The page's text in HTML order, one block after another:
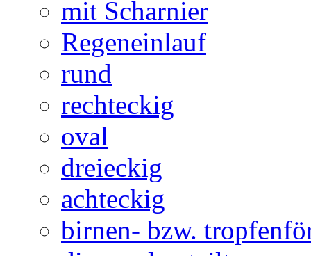
mit Scharnier
Regeneinlauf
rund
rechteckig
oval
dreieckig
achteckig
birnen- bzw.